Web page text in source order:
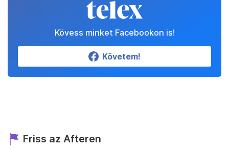
Kövess minket Facebookon is!
Követem!
Friss az Afteren